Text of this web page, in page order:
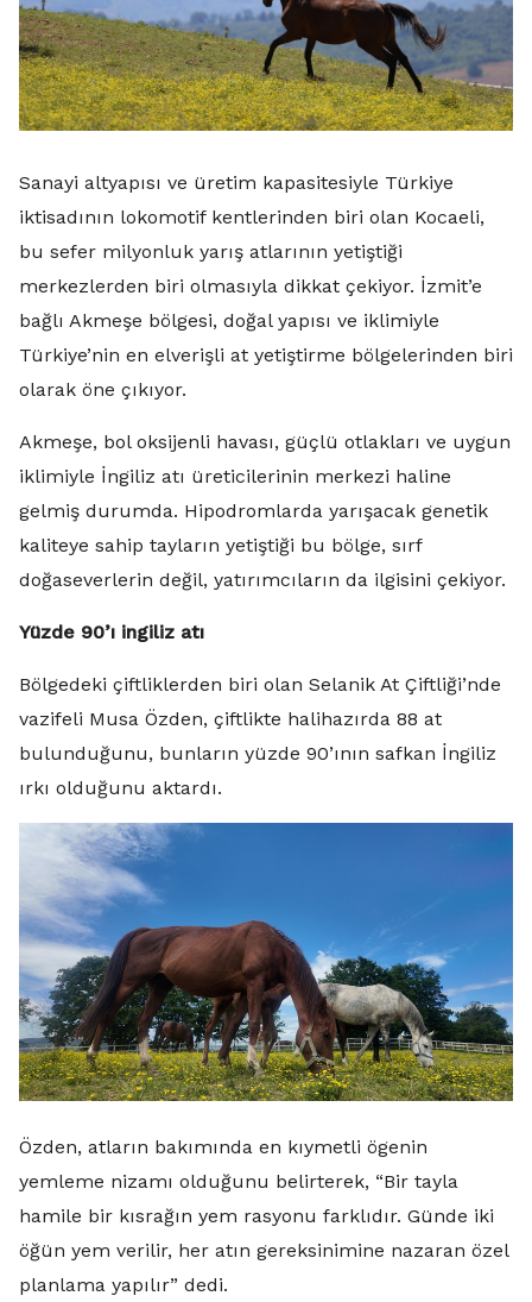
Sanayi altyapısı ve üretim kapasitesiyle Türkiye
iktisadının lokomotif kentlerinden biri olan Kocaeli,
bu sefer milyonluk yarış atlarının yetiştiği
merkezlerden biri olmasıyla dikkat çekiyor. İzmit’e
bağlı Akmeşe bölgesi, doğal yapısı ve iklimiyle
Türkiye’nin en elverişli at yetiştirme bölgelerinden biri
olarak öne çıkıyor.
Akmeşe, bol oksijenli havası, güçlü otlakları ve uygun
iklimiyle İngiliz atı üreticilerinin merkezi haline
gelmiş durumda. Hipodromlarda yarışacak genetik
kaliteye sahip tayların yetiştiği bu bölge, sırf
doğaseverlerin değil, yatırımcıların da ilgisini çekiyor.
Yüzde 90’ı ingiliz atı
Bölgedeki çiftliklerden biri olan Selanik At Çiftliği’nde
vazifeli Musa Özden, çiftlikte halihazırda 88 at
bulunduğunu, bunların yüzde 90’ının safkan İngiliz
ırkı olduğunu aktardı.
Özden, atların bakımında en kıymetli ögenin
yemleme nizamı olduğunu belirterek, “Bir tayla
hamile bir kısrağın yem rasyonu farklıdır. Günde iki
öğün yem verilir, her atın gereksinimine nazaran özel
planlama yapılır” dedi.